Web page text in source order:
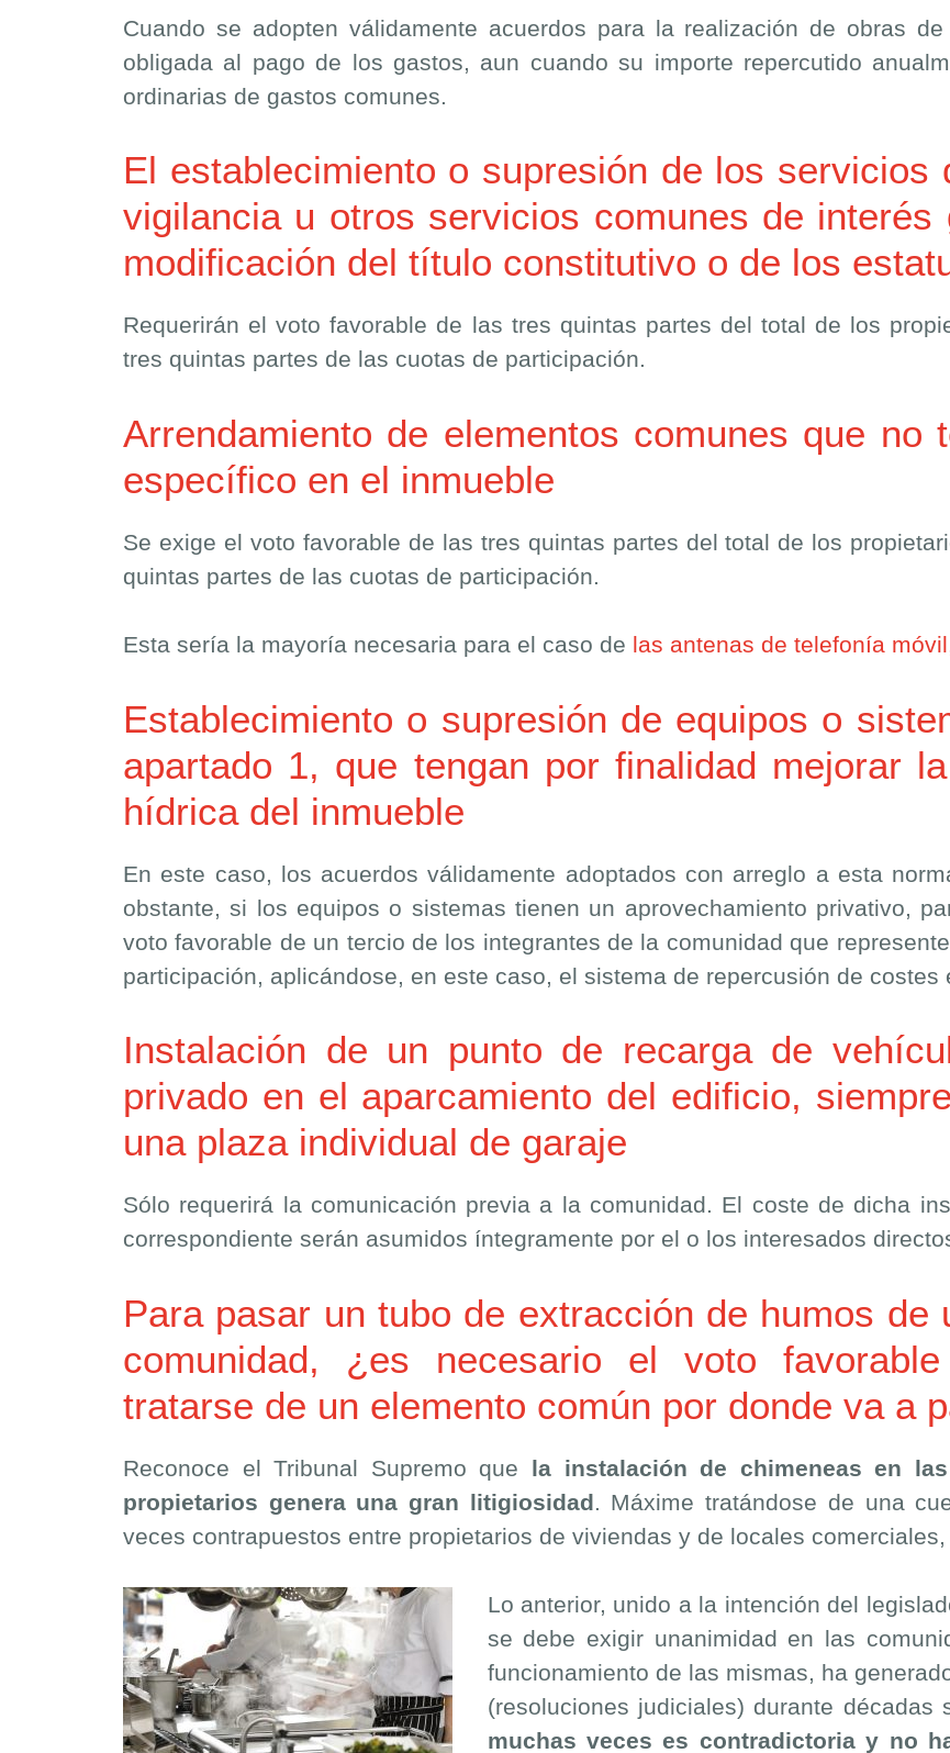
Cuando se adopten válidamente acuerdos para la realización de obras
obligada al pago de los gastos, aun cuando su importe repercutido
ordinarias de gastos comunes.
El establecimiento o supresión de los servicios
vigilancia u otros servicios comunes de interés
modificación del título constitutivo o de los
Requerirán el voto favorable de las tres quintas partes del total de los
tres quintas partes de las cuotas de participación.
Arrendamiento de elementos comunes que no
específico en el inmueble
Se exige el voto favorable de las tres quintas partes del total de los
quintas partes de las cuotas de participación.
Esta sería la mayoría necesaria para el caso de las antenas de telefonía
Establecimiento o supresión de equipos o
apartado 1, que tengan por finalidad mejorar
hídrica del inmueble
En este caso, los acuerdos válidamente adoptados con arreglo a esta
obstante, si los equipos o sistemas tienen un aprovechamiento privativo,
voto favorable de un tercio de los integrantes de la comunidad que
participación, aplicándose, en este caso, el sistema de repercusión de costes
Instalación de un punto de recarga de
privado en el aparcamiento del edificio,
una plaza individual de garaje
Sólo requerirá la comunicación previa a la comunidad. El coste de dicha
correspondiente serán asumidos íntegramente por el o los interesados
Para pasar un tubo de extracción de humos
comunidad, ¿es necesario el voto
tratarse de un elemento común por donde va a
Reconoce el Tribunal Supremo que la instalación de chimeneas en
propietarios genera una gran litigiosidad. Máxime tratándose de una
veces contrapuestos entre propietarios de viviendas y de locales
Lo anterior, unido a la intención del
se debe exigir unanimidad en las
funcionamiento de las mismas, ha
(resoluciones judiciales) durante décadas
muchas veces es contradictoria y no